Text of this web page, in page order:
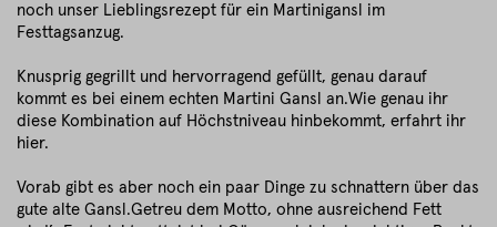
noch unser Lieblingsrezept für ein Martinigansl im
Festtagsanzug.
Knusprig gegrillt und hervorragend gefüllt, genau darauf
kommt es bei einem echten Martini Gansl an.Wie genau ihr
diese Kombination auf Höchstniveau hinbekommt, erfahrt ihr
hier.
Vorab gibt es aber noch ein paar Dinge zu schnattern über das
gute alte Gansl.Getreu dem Motto, ohne ausreichend Fett